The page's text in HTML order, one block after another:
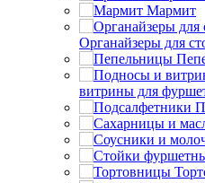
Мармит
Органайзеры для
витрины для